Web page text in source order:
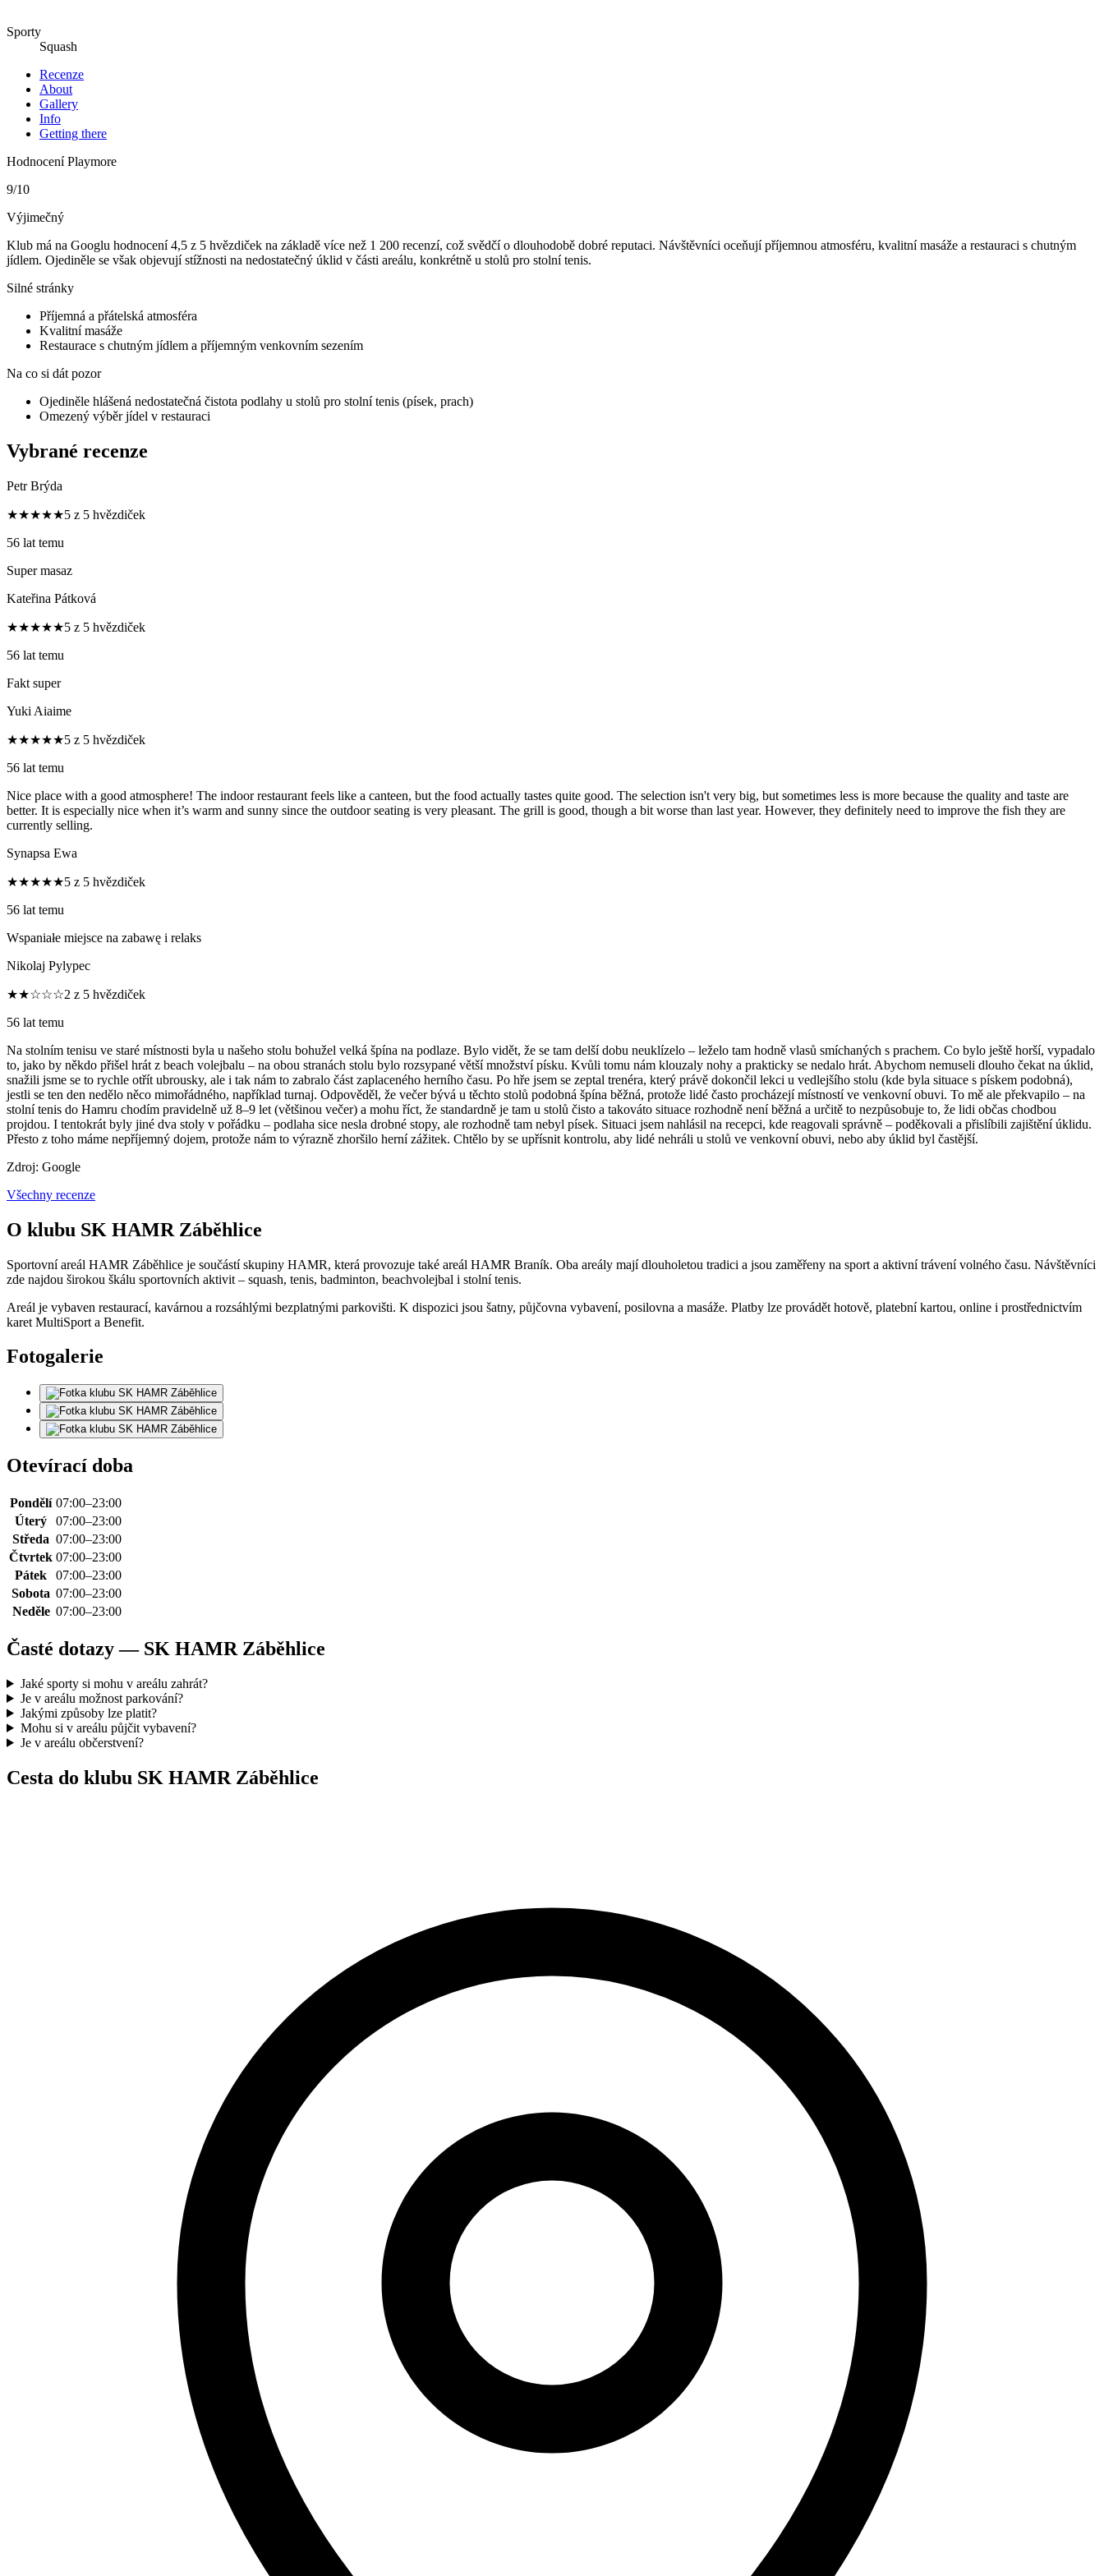
Sporty
Squash
Recenze
About
Gallery
Info
Getting there
Hodnocení Playmore
9/10
Výjimečný
Klub má na Googlu hodnocení 4,5 z 5 hvězdiček na základě více než 1 200 recenzí, což svědčí o dlouhodobě dobré reputaci. Návštěvníci oceňují příjemnou atmosféru, kvalitní masáže a restauraci s chutným
jídlem. Ojediněle se však objevují stížnosti na nedostatečný úklid v části areálu, konkrétně u stolů pro stolní tenis.
Silné stránky
Příjemná a přátelská atmosféra
Kvalitní masáže
Restaurace s chutným jídlem a příjemným venkovním sezením
Na co si dát pozor
Ojediněle hlášená nedostatečná čistota podlahy u stolů pro stolní tenis (písek, prach)
Omezený výběr jídel v restauraci
Vybrané recenze
Petr Brýda
★★★★★5 z 5 hvězdiček
56 lat temu
Super masaz
Kateřina Pátková
★★★★★5 z 5 hvězdiček
56 lat temu
Fakt super
Yuki Aiaime
★★★★★5 z 5 hvězdiček
56 lat temu
Nice place with a good atmosphere! The indoor restaurant feels like a canteen, but the food actually tastes quite good. The selection isn't very big, but sometimes less is more because the quality and taste are
better. It is especially nice when it’s warm and sunny since the outdoor seating is very pleasant. The grill is good, though a bit worse than last year. However, they definitely need to improve the fish they are
currently selling.
Synapsa Ewa
★★★★★5 z 5 hvězdiček
56 lat temu
Wspaniałe miejsce na zabawę i relaks
Nikolaj Pylypec
★★☆☆☆2 z 5 hvězdiček
56 lat temu
Na stolním tenisu ve staré místnosti byla u našeho stolu bohužel velká špína na podlaze. Bylo vidět, že se tam delší dobu neuklízelo – leželo tam hodně vlasů smíchaných s prachem. Co bylo ještě horší, vypadalo
to, jako by někdo přišel hrát z beach volejbalu – na obou stranách stolu bylo rozsypané větší množství písku. Kvůli tomu nám klouzaly nohy a prakticky se nedalo hrát. Abychom nemuseli dlouho čekat na úklid,
snažili jsme se to rychle otřít ubrousky, ale i tak nám to zabralo část zaplaceného herního času. Po hře jsem se zeptal trenéra, který právě dokončil lekci u vedlejšího stolu (kde byla situace s pískem podobná),
jestli se ten den nedělo něco mimořádného, například turnaj. Odpověděl, že večer bývá u těchto stolů podobná špína běžná, protože lidé často procházejí místností ve venkovní obuvi. To mě ale překvapilo – na
stolní tenis do Hamru chodím pravidelně už 8–9 let (většinou večer) a mohu říct, že standardně je tam u stolů čisto a takováto situace rozhodně není běžná a určitě to nezpůsobuje to, že lidi občas chodbou
projdou. I tentokrát byly jiné dva stoly v pořádku – podlaha sice nesla drobné stopy, ale rozhodně tam nebyl písek. Situaci jsem nahlásil na recepci, kde reagovali správně – poděkovali a přislíbili zajištění úklidu.
Přesto z toho máme nepříjemný dojem, protože nám to výrazně zhoršilo herní zážitek. Chtělo by se upřísnit kontrolu, aby lidé nehráli u stolů ve venkovní obuvi, nebo aby úklid byl častější.
Zdroj: Google
Všechny recenze
O klubu SK HAMR Záběhlice
Sportovní areál HAMR Záběhlice je součástí skupiny HAMR, která provozuje také areál HAMR Braník. Oba areály mají dlouholetou tradici a jsou zaměřeny na sport a aktivní trávení volného času. Návštěvníci
zde najdou širokou škálu sportovních aktivit – squash, tenis, badminton, beachvolejbal i stolní tenis.
Areál je vybaven restaurací, kavárnou a rozsáhlými bezplatnými parkovišti. K dispozici jsou šatny, půjčovna vybavení, posilovna a masáže. Platby lze provádět hotově, platební kartou, online i prostřednictvím
karet MultiSport a Benefit.
Fotogalerie
Otevírací doba
Pondělí 07:00–23:00
Úterý
07:00–23:00
Středa 07:00–23:00
Čtvrtek 07:00–23:00
Pátek
07:00–23:00
Sobota 07:00–23:00
Neděle 07:00–23:00
Časté dotazy — SK HAMR Záběhlice
Jaké sporty si mohu v areálu zahrát?
Je v areálu možnost parkování?
Jakými způsoby lze platit?
Mohu si v areálu půjčit vybavení?
Je v areálu občerstvení?
Cesta do klubu SK HAMR Záběhlice